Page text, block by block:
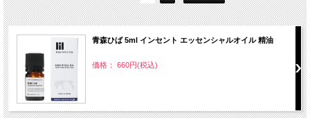
青森ひば 5ml インセント エッセンシャルオイル 精油
価格： 660円(税込)